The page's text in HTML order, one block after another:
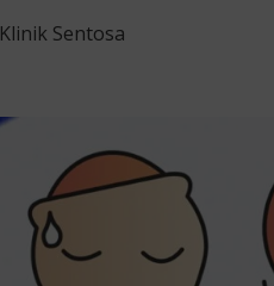
Klinik Sentosa